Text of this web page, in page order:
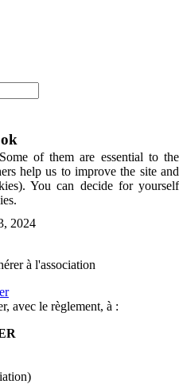
2024
à l'association
avec le règlement, à :
of them are essential to the
help us to improve the site and
You can decide for yourself